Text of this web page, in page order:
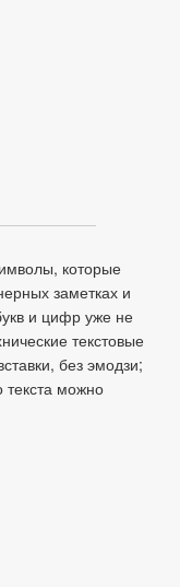
которые
заметках и
и цифр уже не
текстовые
без эмодзи;
можно